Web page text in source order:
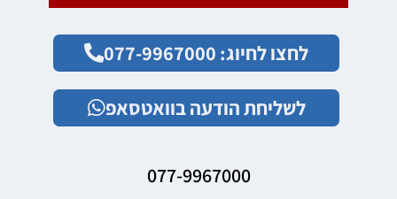
לחצו לחיוג: 077-9967000
לשליחת הודעה בוואטסאפ
077-9967000